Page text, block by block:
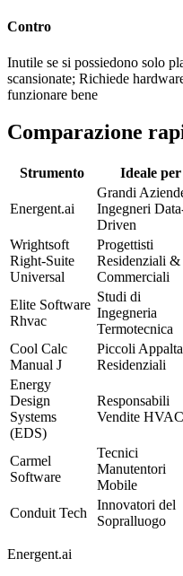
Contro
Inutile se si possiedono solo
scansionate; Richiede
funzionare bene
Comparazione
Strumento Ideale per
Energent.ai
Grandi
Ingegneri
Driven
Wrightsoft
Right-Suite
Universal
Progettisti
Residenziali &
Commerciali
Elite Software
Rhvac
Studi di
Ingegneria
Termotecnica
Cool Calc
Manual J
Piccoli
Residenziali
Energy
Design
Systems
(EDS)
Responsabili
Vendite HVAC
Carmel
Software
Tecnici
Manutentori
Mobile
Conduit Tech
Innovatori del
Sopralluogo
Energent.ai